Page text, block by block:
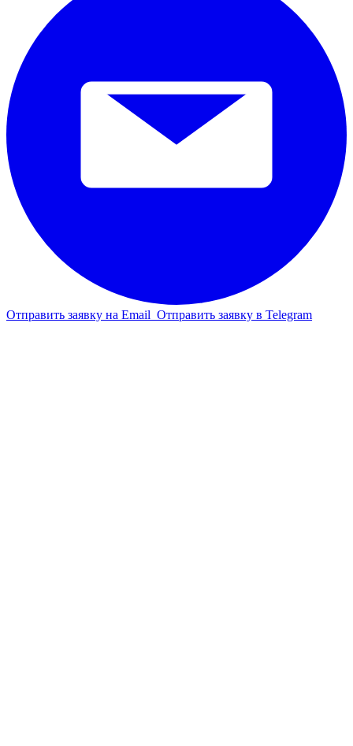
Отправить заявку на Email Отправить заявку в Telegram